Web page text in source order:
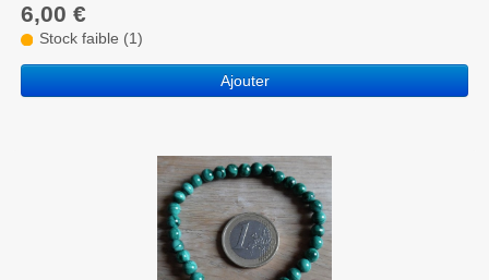
6,00 €
Stock faible (1)
Ajouter